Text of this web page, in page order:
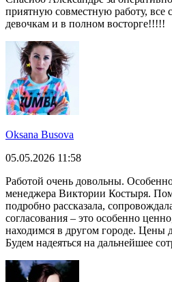
приятную совместную работу,
девочкам и в полном восторге!!!!!
Oksana Busova
05.05.2026 11:58
Работой очень довольны.
менеджера Виктории Костыря.
подробно рассказала,
согласования – это особенно
находимся в другом городе. Цены
Будем надеяться на дальнейшее